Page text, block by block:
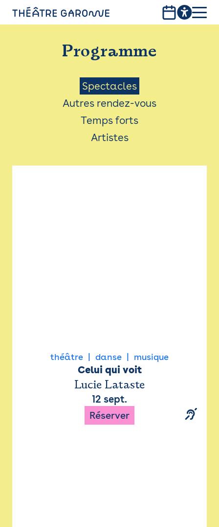
PROGRAMME
INFOS PRATIQUES
AVEC LES PUBLICS
ACCESSIBILITÉ
LES PRODUCTIONS
Programme
Menu
Saison
Spectacles
Autres rendez-vous
Temps forts
Artistes
théâtre danse musique
Celui qui voit
Lucie Lataste
12 sept.
Réserver